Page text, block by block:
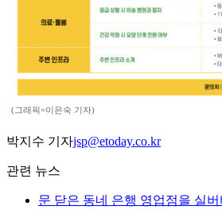
(그래픽=이은숙 기자)
박지수 기자jsp@etoday.co.kr
관련 뉴스
문 닫은 동네 은행 영업점을 실